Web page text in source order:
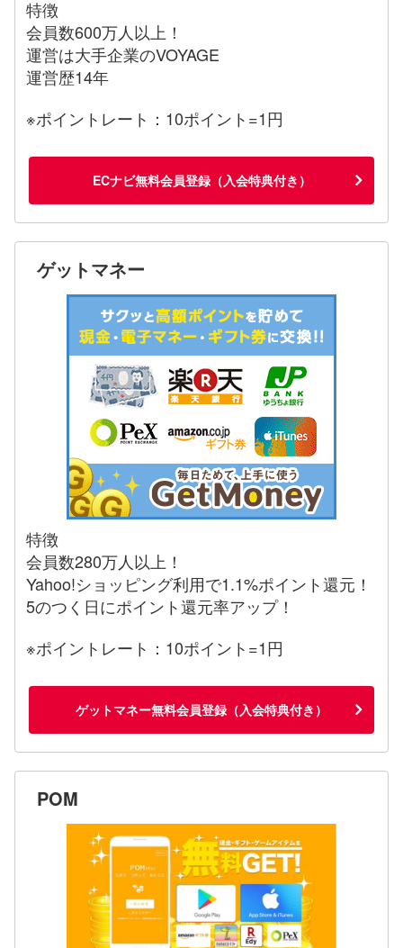
特徴
会員数600万人以上！
運営は大手企業のVOYAGE
運営歴14年
※ポイントレート：10ポイント=1円
ECナビ無料会員登録（入会特典付き）
ゲットマネー
特徴
会員数280万人以上！
Yahoo!ショッピング利用で1.1%ポイント還元！
5のつく日にポイント還元率アップ！
※ポイントレート：10ポイント=1円
ゲットマネー無料会員登録（入会特典付き）
POM